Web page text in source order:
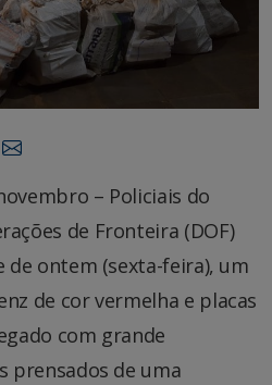
– Policiais do
de Fronteira (DOF)
ontem (sexta-feira), um
de cor vermelha e placas
com grande
prensados de uma